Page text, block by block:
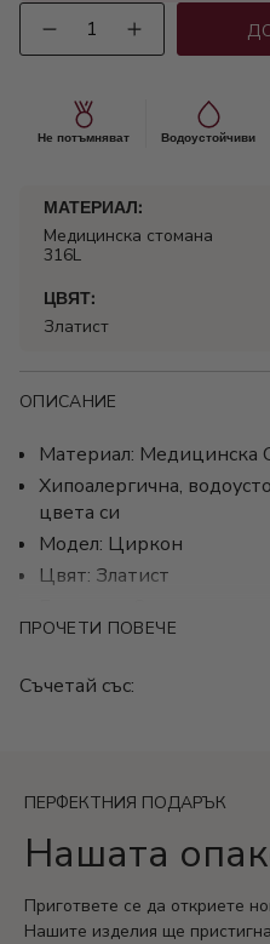
Количество
Не потъмняват Водоустойчиви
МАТЕРИАЛ:
Медицинска стомана
316L
ЦВЯТ:
Златист
ОПИСАНИЕ
Материал: Медицинска
Хипоалергична,
цвета си
Модел: Циркон
Цвят: Златист
Размер: 21+5 см
ПРОЧЕТИ ПОВЕЧЕ
Съчетай със:
ПЕРФЕКТНИЯ ПОДАРЪК
Нашата
Пригответе се да откриете
Нашите изделия ще